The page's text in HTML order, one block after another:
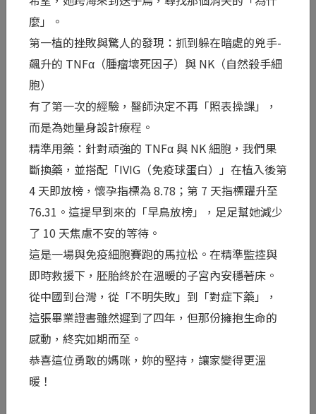
Mini
那聲「Yes」背後，是兩個人緊握的雙手
面對「第 12 天，要不要繼續救？」這個如同豪賭
般的抉擇，從來不是她一個人的孤軍奮戰。身旁的
另一半，正同時扛著龐大的經濟壓力、看著妻子繼
續挨針受罪的心疼與不捨，以...
閱讀全文 >
0
麼」。
第一植的挫敗與驚人的發現：抓到躲在暗處的兇手-
飆升的 TNFα（腫瘤壞死因子）與 NK（自然殺手細
胞）
有了第一次的經驗，醫師決定不再「照表操課」，
而是為她量身設計療程。
精準用藥：針對頑強的 TNFα 與 NK 細胞，我們果
斷換藥，並搭配「IVIG（免疫球蛋白）」在植入後第
4 天即放榜，懷孕指標為 8.78；第 7 天指標躍升至
76.31。這提早到來的「早鳥放榜」，足足幫她減少
了 10 天焦慮不安的等待。
這是一場與免疫細胞賽跑的馬拉松。在精準監控與
即時救援下，胚胎終於在溫暖的子宮內安穩著床。
從中國到台灣，從「不明失敗」到「對症下藥」，
這張畢業證書雖然遲到了四年，但那份擁抱生命的
感動，終究如期而至。
恭喜這位勇敢的媽咪，妳的堅持，讓家變得更溫
暖！